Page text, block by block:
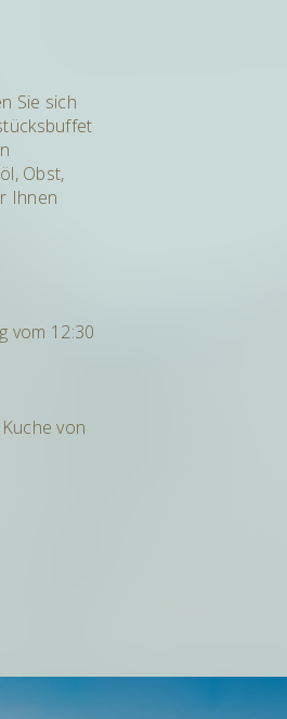
Sie sich
Obst,
Ihnen
vom 12:30
von